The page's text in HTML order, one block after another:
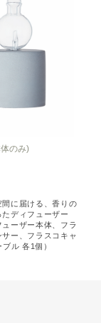
のみ)
間に届ける、香りの
たディフューザー
ューザー本体、フラ
ー、フラスコキャ
ル 各1個）